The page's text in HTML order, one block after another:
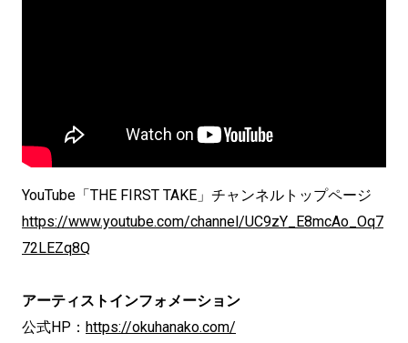
YouTube「THE FIRST TAKE」チャンネルトップページ
https://www.youtube.com/channel/UC9zY_E8mcAo_Oq7
72LEZq8Q
アーティストインフォメーション
公式HP： https://okuhanako.com/